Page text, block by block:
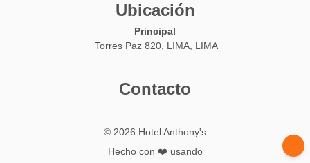
Ubicación
Principal
Torres Paz 820, LIMA, LIMA
Contacto
© 2026 Hotel Anthony's
Hecho con ❤️ usando